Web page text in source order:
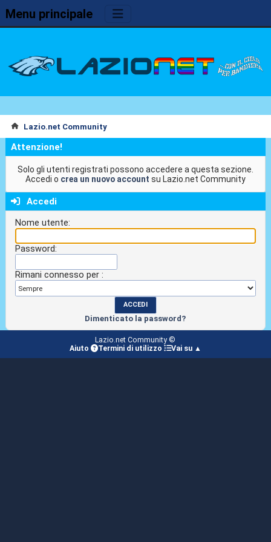
Menu principale
Lazio.net Community
Attenzione!
Solo gli utenti registrati possono accedere a questa sezione.
Accedi o crea un nuovo account su Lazio.net Community
Accedi
Nome utente:
Password:
Rimani connesso per :
Dimenticato la password?
Lazio.net Community ©
Aiuto
Termini di utilizzo Vai su ▲